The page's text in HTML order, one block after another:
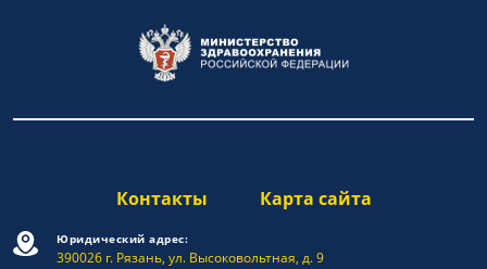
Контакты Карта сайта
Юридический адрес:
390026 г. Рязань, ул. Высоковольтная, д. 9